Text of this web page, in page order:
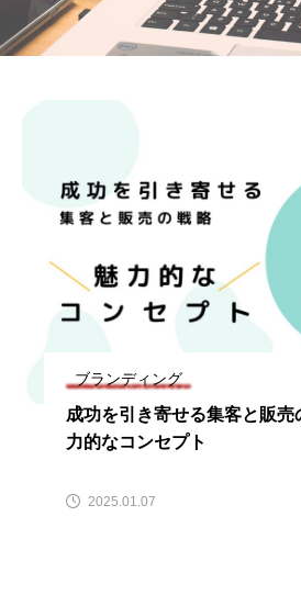
ブランディング
成功を引き寄せる集客と販売
力的なコンセプト
2025.01.07